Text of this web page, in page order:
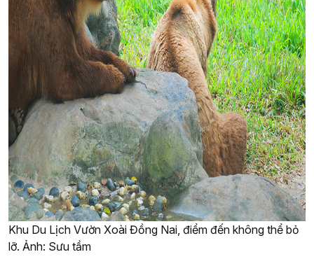
Khu Du Lịch Vườn Xoài Đồng Nai, điểm đến không thể bỏ
lỡ. Ảnh: Sưu tầm